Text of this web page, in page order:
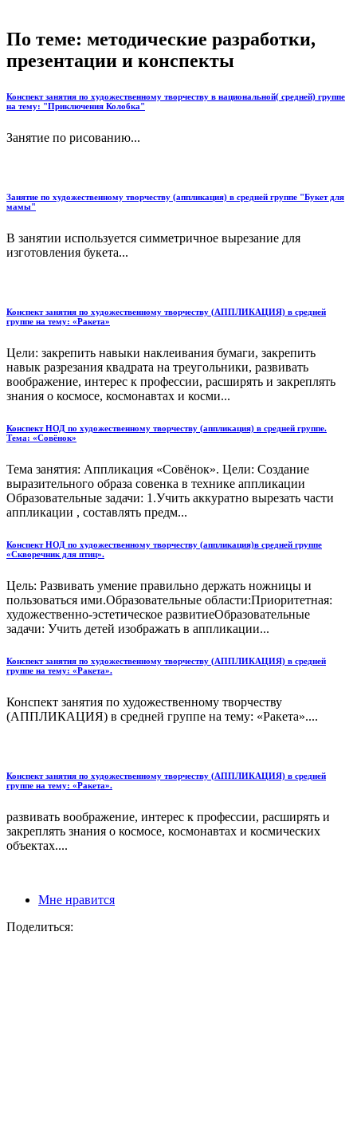
По теме: методические разработки,
презентации и конспекты
Конспект занятия по художественному творчеству в национальной( средней) группе
на тему: "Приключения Колобка"
Занятие по рисованию...
Занятие по художественному творчеству (аппликация) в средней группе "Букет для
мамы"
В занятии используется симметричное вырезание для
изготовления букета...
Конспект занятия по художественному творчеству (АППЛИКАЦИЯ) в средней
группе на тему: «Ракета»
Цели: закрепить навыки наклеивания бумаги, закрепить
навык разрезания квадрата на треугольники, развивать
воображение, интерес к профессии, расширять и закреплять
знания о космосе, космонавтах и косми...
Конспект НОД по художественному творчеству (аппликация) в средней группе.
Тема: «Совёнок»
Тема занятия: Аппликация «Совёнок». Цели: Создание
выразительного образа совенка в технике аппликации
Образовательные задачи: 1.Учить аккуратно вырезать части
аппликации , составлять предм...
Конспект НОД по художественному творчеству (аппликация)в средней группе
«Скворечник для птиц».
Цель: Развивать умение правильно держать ножницы и
пользоваться ими.Образовательные области:Приоритетная:
художественно-эстетическое развитиеОбразовательные
задачи: Учить детей изображать в аппликации...
Конспект занятия по художественному творчеству (АППЛИКАЦИЯ) в средней
группе на тему: «Ракета».
Конспект занятия по художественному творчеству
(АППЛИКАЦИЯ) в средней группе на тему: «Ракета»....
Конспект занятия по художественному творчеству (АППЛИКАЦИЯ) в средней
группе на тему: «Ракета».
развивать воображение, интерес к профессии, расширять и
закреплять знания о космосе, космонавтах и космических
объектах....
Мне нравится
Поделиться: